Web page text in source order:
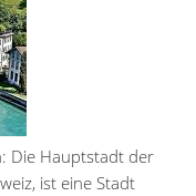
Die Hauptstadt der
ist eine Stadt